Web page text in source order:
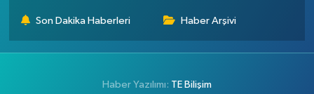
Son Dakika Haberleri Haber Arşivi
Haber Yazılımı: TE Bilişim